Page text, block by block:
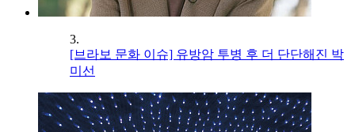
3.
[브라보 문화 이슈] 유방암 투병 후 더 단단해진 박
미선